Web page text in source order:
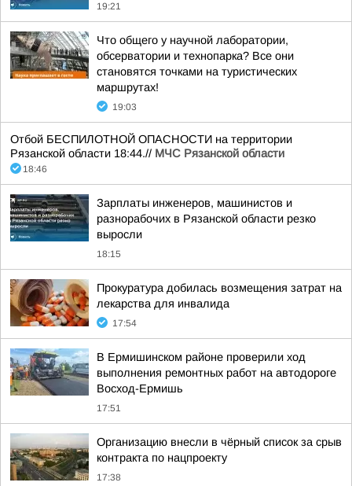
19:21
Что общего у научной лаборатории,
обсерватории и технопарка? Все они
становятся точками на туристических
маршрутах!
19:03
Отбой БЕСПИЛОТНОЙ ОПАСНОСТИ на территории
Рязанской области 18:44.// МЧС Рязанской области
18:46
Зарплаты инженеров, машинистов и
разнорабочих в Рязанской области резко
выросли
18:15
Прокуратура добилась возмещения затрат на
лекарства для инвалида
17:54
В Ермишинском районе проверили ход
выполнения ремонтных работ на автодороге
Восход-Ермишь
17:51
Организацию внесли в чёрный список за срыв
контракта по нацпроекту
17:38